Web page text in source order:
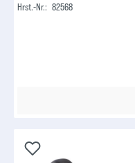
Hrst.-Nr.: 82568